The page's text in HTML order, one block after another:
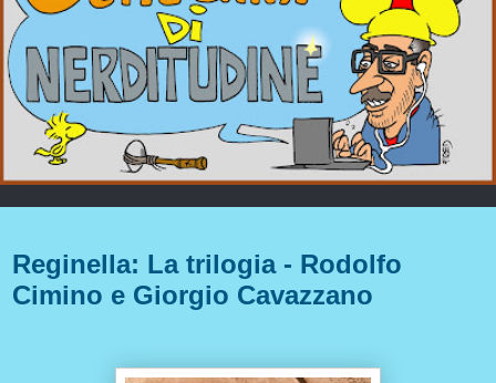
Reginella: La trilogia - Rodolfo
Cimino e Giorgio Cavazzano